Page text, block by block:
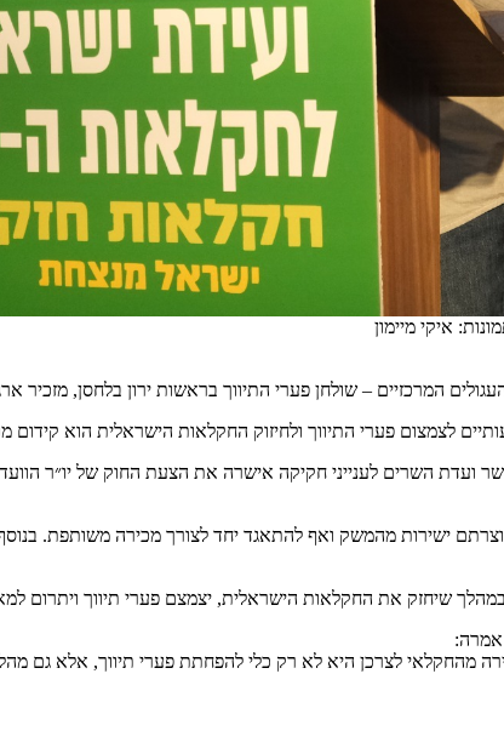
איקי מיימון
המרכזיים – שולחן פערי התיווך בראשות ירון בלחסן, מזכיר
לצמצום פערי התיווך ולחיזוק החקלאות הישראלית הוא
השרים לענייני חקיקה אישרה את הצעת החוק של יו״ר
ישירות מהמשק ואף להתאגד יחד לצורך מכירה משותפת.
שיחזק את החקלאות הישראלית, יצמצם פערי תיווך ויתרום
אמרה:
מהחקלאי לצרכן היא לא רק כלי להפחתת פערי תיווך, אלא גם